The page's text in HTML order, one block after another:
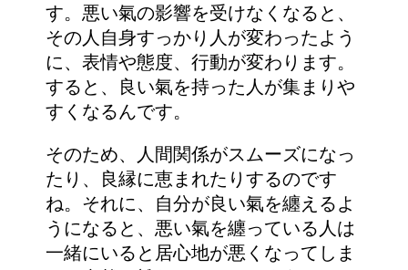
す。悪い氣の影響を受けなくなると、
その人自身すっかり人が変わったよう
に、表情や態度、行動が変わります。
すると、良い氣を持った人が集まりや
すくなるんです。
そのため、人間関係がスムーズになっ
たり、良縁に恵まれたりするのです
ね。それに、自分が良い氣を纏えるよ
うになると、悪い氣を纏っている人は
一緒にいると居心地が悪くなってしま